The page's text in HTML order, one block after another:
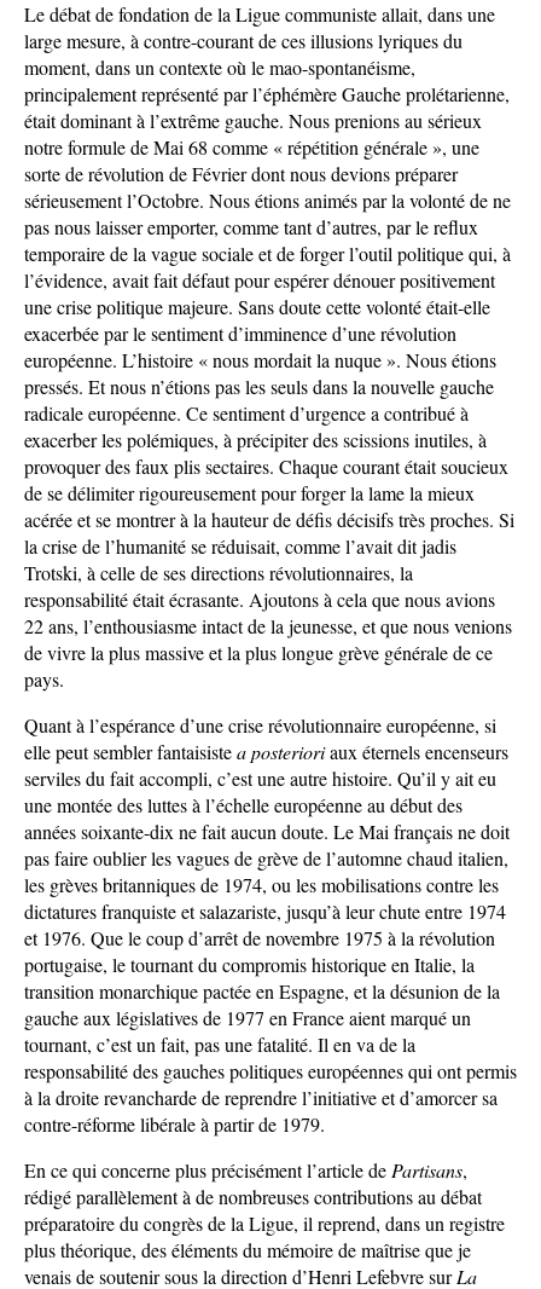
Le débat de fondation de la Ligue communiste allait, dans une
large mesure, à contre-courant de ces illusions lyriques du
moment, dans un contexte où le mao-spontanéisme,
principalement représenté par l’éphémère Gauche prolétarienne,
était dominant à l’extrême gauche. Nous prenions au sérieux
notre formule de Mai 68 comme « répétition générale », une
sorte de révolution de Février dont nous devions préparer
sérieusement l’Octobre. Nous étions animés par la volonté de ne
pas nous laisser emporter, comme tant d’autres, par le reflux
temporaire de la vague sociale et de forger l’outil politique qui, à
l’évidence, avait fait défaut pour espérer dénouer positivement
une crise politique majeure. Sans doute cette volonté était-elle
exacerbée par le sentiment d’imminence d’une révolution
européenne. L’histoire « nous mordait la nuque ». Nous étions
pressés. Et nous n’étions pas les seuls dans la nouvelle gauche
radicale européenne. Ce sentiment d’urgence a contribué à
exacerber les polémiques, à précipiter des scissions inutiles, à
provoquer des faux plis sectaires. Chaque courant était soucieux
de se délimiter rigoureusement pour forger la lame la mieux
acérée et se montrer à la hauteur de défis décisifs très proches. Si
la crise de l’humanité se réduisait, comme l’avait dit jadis
Trotski, à celle de ses directions révolutionnaires, la
responsabilité était écrasante. Ajoutons à cela que nous avions
22 ans, l’enthousiasme intact de la jeunesse, et que nous venions
de vivre la plus massive et la plus longue grève générale de ce
pays.
Quant à l’espérance d’une crise révolutionnaire européenne, si
elle peut sembler fantaisistea posterioriaux éternels encenseurs
serviles du fait accompli, c’est une autre histoire. Qu’il y ait eu
une montée des luttes à l’échelle européenne au début des
années soixante-dix ne fait aucun doute. Le Mai français ne doit
pas faire oublier les vagues de grève de l’automne chaud italien,
les grèves britanniques de 1974, ou les mobilisations contre les
dictatures franquiste et salazariste, jusqu’à leur chute entre 1974
et 1976. Que le coup d’arrêt de novembre 1975 à la révolution
portugaise, le tournant du compromis historique en Italie, la
transition monarchique pactée en Espagne, et la désunion de la
gauche aux législatives de 1977 en France aient marqué un
tournant, c’est un fait, pas une fatalité. Il en va de la
responsabilité des gauches politiques européennes qui ont permis
à la droite revancharde de reprendre l’initiative et d’amorcer sa
contre-réforme libérale à partir de 1979.
En ce qui concerne plus précisément l’article de Partisans,
rédigé parallèlement à de nombreuses contributions au débat
préparatoire du congrès de la Ligue, il reprend, dans un registre
plus théorique, des éléments du mémoire de maîtrise que je
venais de soutenir sous la direction d’Henri Lefebvre surLa